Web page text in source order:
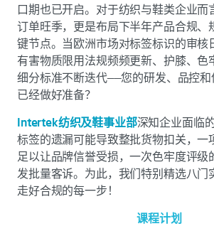
口期也已开启。对于纺织与鞋类企业而
订单旺季，更是布局下半年产品合规、
键节点。当欧洲市场对标签标识的审核
有害物质限用法规频频更新、护膝、色
细分标准不断迭代——您的研发、品控
已经做好准备？
Intertek纺织及鞋事业部深知企业面临
标签的遗漏可能导致整批货物扣关，一
足以让品牌信誉受损，一次色牢度评级
发批量客诉。为此，我们特别精选八门
走好合规的每一步！
课程计划